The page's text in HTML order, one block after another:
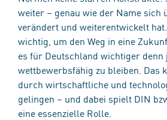
weiter – genau wie der Name sich
verändert und weiterentwickelt
wichtig, um den Weg in eine
es für Deutschland wichtiger denn
wettbewerbsfähig zu bleiben. Das
durch wirtschaftliche und
gelingen – und dabei spielt DIN
eine essenzielle Rolle.